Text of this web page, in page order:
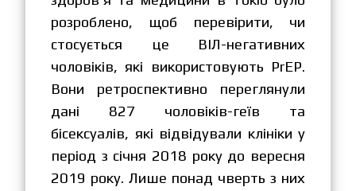
розроблено, щоб перевірити, чи
стосується це ВІЛ-негативних
чоловіків, які використовують PrEP.
Вони ретроспективно переглянули
дані 827 чоловіків-геїв та
бісексуалів, які відвідували клініки у
період з січня 2018 року до вересня
2019 року. Лише понад чверть з них